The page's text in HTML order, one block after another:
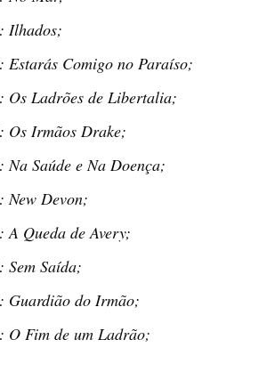
: Ilhados;
: Estarás Comigo no Paraíso;
: Os Ladrões de Libertalia;
: Os Irmãos Drake;
: Na Saúde e Na Doença;
: New Devon;
: A Queda de Avery;
: Sem Saída;
: Guardião do Irmão;
: O Fim de um Ladrão;